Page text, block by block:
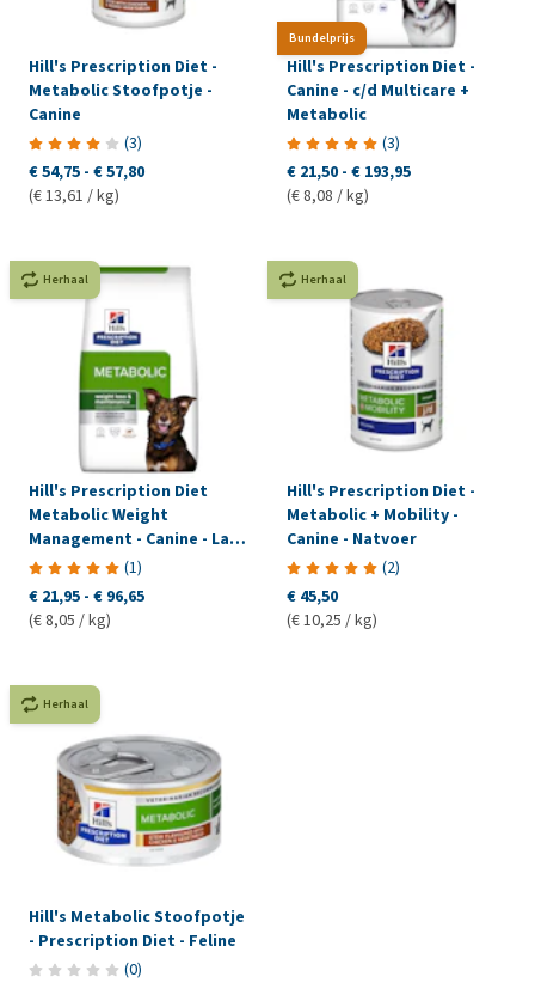
Hill's Prescription Diet -
Metabolic Stoofpotje -
Canine
(3)
€ 54,75 - € 57,80
(€ 13,61 / kg)
Bundelprijs
Hill's Prescription Diet -
Canine - c/d Multicare +
Metabolic
(3)
€ 21,50 - € 193,95
(€ 8,08 / kg)
Herhaal
Hill's Prescription Diet
Metabolic Weight
Management - Canine - Lam
& Rijst
(1)
€ 21,95 - € 96,65
(€ 8,05 / kg)
Herhaal
Hill's Prescription Diet -
Metabolic + Mobility -
Canine - Natvoer
(2)
€ 45,50
(€ 10,25 / kg)
Herhaal
Hill's Metabolic Stoofpotje
- Prescription Diet - Feline
(0)